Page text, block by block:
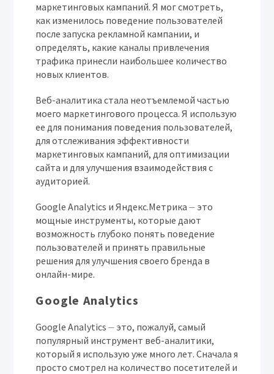
маркетинговых кампаний. Я мог смотреть,
как изменилось поведение пользователей
после запуска рекламной кампании, и
определять, какие каналы привлечения
трафика принесли наибольшее количество
новых клиентов.
Веб-аналитика стала неотъемлемой частью
моего маркетингового процесса. Я использую
ее для понимания поведения пользователей,
для отслеживания эффективности
маркетинговых кампаний, для оптимизации
сайта и для улучшения взаимодействия с
аудиторией.
Google Analytics и Яндекс.Метрика ⏤ это
мощные инструменты, которые дают
возможность глубоко понять поведение
пользователей и принять правильные
решения для улучшения своего бренда в
онлайн-мире.
Google Analytics
Google Analytics ⏤ это, пожалуй, самый
популярный инструмент веб-аналитики,
который я использую уже много лет. Сначала я
просто смотрел на количество посетителей и